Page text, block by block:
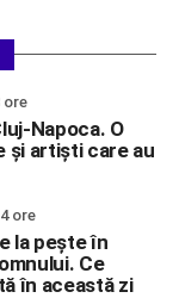
ore
Napoca. O
și artiști care au
ore
la pește în
Ce
în această zi